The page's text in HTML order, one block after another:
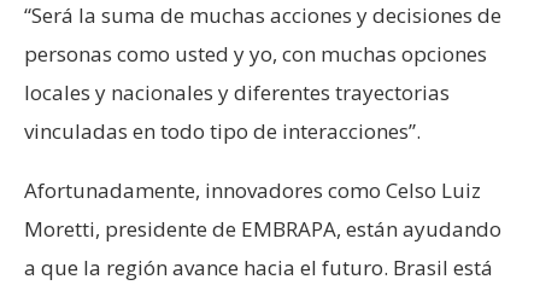
“Será la suma de muchas acciones y decisiones de
personas como usted y yo, con muchas opciones
locales y nacionales y diferentes trayectorias
vinculadas en todo tipo de interacciones”.
Afortunadamente, innovadores como Celso Luiz
Moretti, presidente de EMBRAPA, están ayudando
a que la región avance hacia el futuro. Brasil está